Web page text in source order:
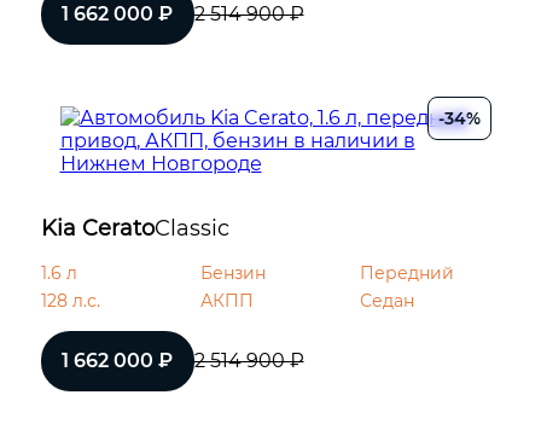
1 662 000 ₽ 2 514 900 ₽
-34%
Kia CeratoClassic
1.6 л Бензин
Передний
128 л.с.
АКПП Седан
1 662 000 ₽ 2 514 900 ₽